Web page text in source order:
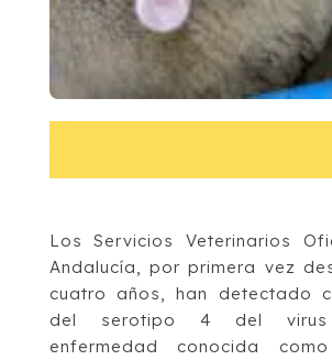
Los Servicios Veterinarios
Andalucía, por primera vez
cuatro años, han detectado
del serotipo 4 del
enfermedad conocida